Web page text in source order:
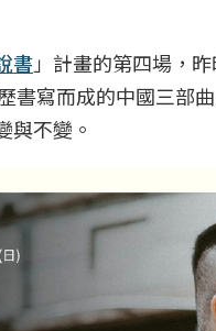
書」計畫的第四場，
書寫而成的中國三
與不變。